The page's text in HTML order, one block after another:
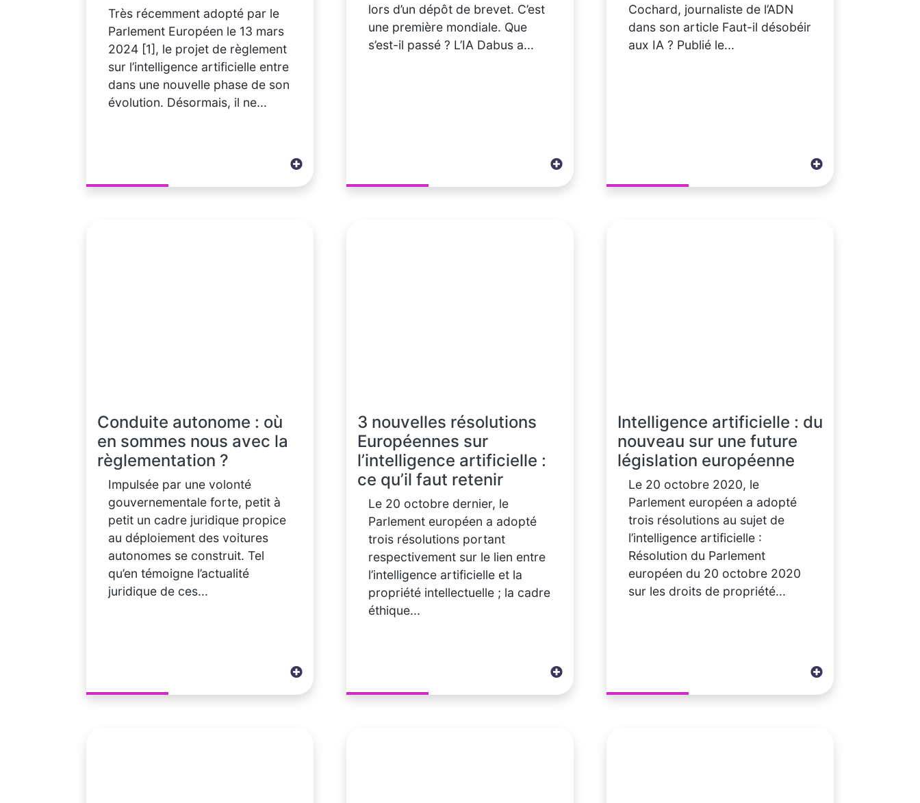
Très récemment adopté par le
Parlement Européen le 13 mars
2024 [1], le projet de règlement
sur l’intelligence artificielle entre
dans une nouvelle phase de son
évolution. Désormais, il ne...
lors d’un dépôt de brevet. C’est
une première mondiale. Que
s’est-il passé ? L’IA Dabus a...
Cochard, journaliste de l’ADN
dans son article Faut-il désobéir
aux IA ? Publié le...
Conduite autonome : où
en sommes nous avec la
règlementation ?
Impulsée par une volonté
gouvernementale forte, petit à
petit un cadre juridique propice
au déploiement des voitures
autonomes se construit. Tel
qu’en témoigne l’actualité
juridique de ces...
3 nouvelles résolutions
Européennes sur
l’intelligence artificielle :
ce qu’il faut retenir
Le 20 octobre dernier, le
Parlement européen a adopté
trois résolutions portant
respectivement sur le lien entre
l’intelligence artificielle et la
propriété intellectuelle ; la cadre
éthique...
Intelligence artificielle : du
nouveau sur une future
législation européenne
Le 20 octobre 2020, le
Parlement européen a adopté
trois résolutions au sujet de
l’intelligence artificielle :
Résolution du Parlement
européen du 20 octobre 2020
sur les droits de propriété...